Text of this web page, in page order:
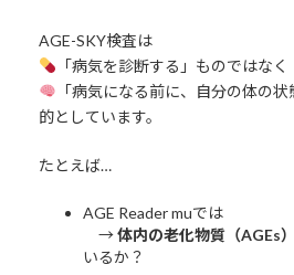
AGE-SKY検査は
「病気を診断する」ものではなく
「病気になる前に、自分の体の
的としています。
たとえば…
AGE Reader muでは
→体内の老化物質（AGEs）
いるか？